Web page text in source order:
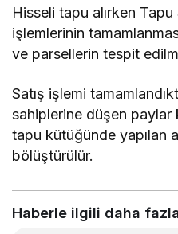
Hisseli tapu alırken
işlemlerinin
ve parsellerin tespit
Satış işlemi
sahiplerine düşen paylar
tapu kütüğünde yapılan
bölüştürülür.
Haberle ilgili daha